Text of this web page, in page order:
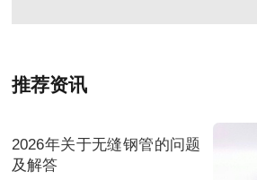
推荐资讯
2026年关于无缝钢管的问题
及解答